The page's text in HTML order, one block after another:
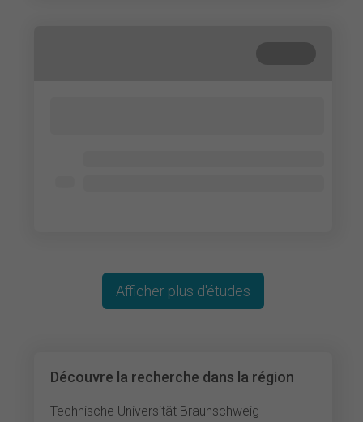
Découvre la recherche dans la région
Technische Universität Braunschweig
Afficher plus d'études